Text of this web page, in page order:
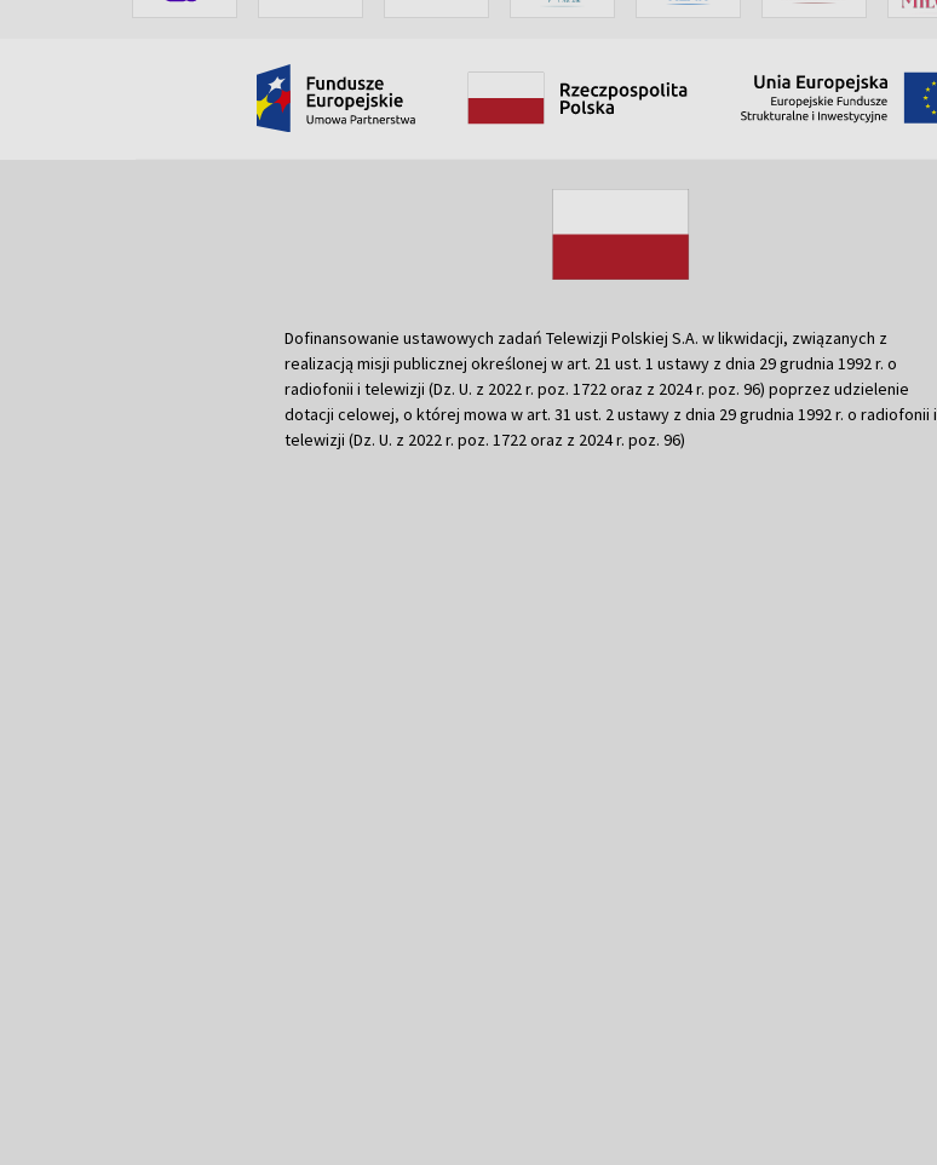
Dofinansowanie ustawowych zadań Telewizji Polskiej S.A. w likwidacji, związanych z
realizacją misji publicznej określonej w art. 21 ust. 1 ustawy z dnia 29 grudnia 1992 r. o
radiofonii i telewizji (Dz. U. z 2022 r. poz. 1722 oraz z 2024 r. poz. 96) poprzez udzielenie
dotacji celowej, o której mowa w art. 31 ust. 2 ustawy z dnia 29 grudnia 1992 r. o radiofonii i
telewizji (Dz. U. z 2022 r. poz. 1722 oraz z 2024 r. poz. 96)